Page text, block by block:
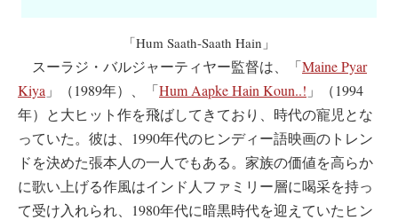
「Hum Saath-Saath Hain」
スーラジ・バルジャーティヤー監督は、「Maine Pyar
Kiya 」（1989年）、「Hum Aapke Hain Koun..! 」（1994
年）と大ヒット作を飛ばしてきており、時代の寵児とな
っていた。彼は、1990年代のヒンディー語映画のトレン
ドを決めた張本人の一人でもある。家族の価値を高らか
に歌い上げる作風はインド人ファミリー層に喝采を持っ
て受け入れられ、1980年代に暗黒時代を迎えていたヒン